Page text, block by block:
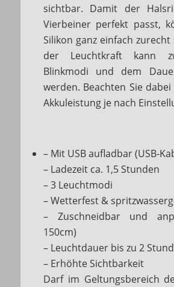
sichtbar. Damit der
Vierbeiner perfekt passt,
Silikon ganz einfach zurecht
der Leuchtkraft kann
Blinkmodi und dem
werden. Beachten Sie
Akkuleistung je nach
– Mit USB aufladbar (USB-
– Ladezeit ca. 1,5 Stunden
– 3 Leuchtmodi
– Wetterfest &
– Zuschneidbar und
150cm)
– Leuchtdauer bis zu 2
– Erhöhte Sichtbarkeit
Darf im Geltungsbereich